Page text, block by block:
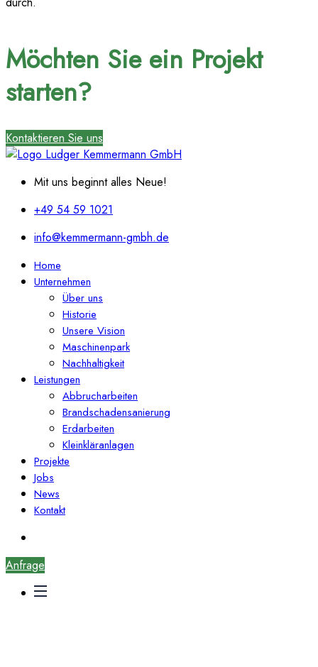
Möchten Sie ein Projekt
starten?
Kontaktieren Sie uns
Mit uns beginnt alles Neue!
+49 54 59 1021
info@kemmermann-gmbh.de
Home
Unternehmen
Über uns
Historie
Unsere Vision
Maschinenpark
Nachhaltigkeit
Leistungen
Abbrucharbeiten
Brandschadensanierung
Erdarbeiten
Kleinkläranlagen
Projekte
Jobs
News
Kontakt
Anfrage